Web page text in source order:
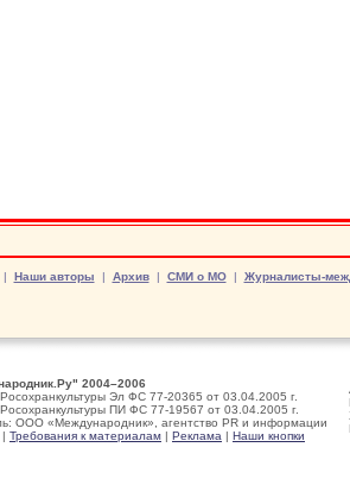
| Наши авторы | Архив| СМИ о МО| Журналисты-
2004–2006
Эл ФС 77-20365 от 03.04.2005 г.
ПИ ФС 77-19567 от 03.04.2005 г.
ООО «Международник», агентство PR и информации
| Требования к материалам | Реклама | Наши кнопки